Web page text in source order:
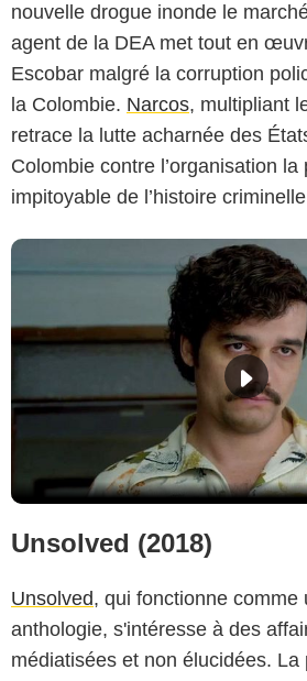
nouvelle drogue inonde le
agent de la DEA met tout en
Escobar malgré la corruption
la Colombie. Narcos, multipliant
retrace la lutte acharnée des
Colombie contre l’organisation
impitoyable de l’histoire
Unsolved (2018)
Unsolved, qui fonctionne comme
anthologie, s'intéresse à des
médiatisées et non élucidées.